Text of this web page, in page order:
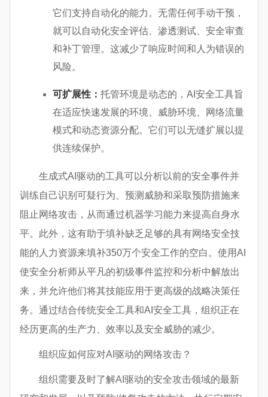
它们支持自动化的能力。无需任何手动干预，
就可以自动化安全评估、渗透测试、安全审查
和补丁管理。这减少了响应时间和人为错误的
风险。
可扩展性： 托管环境是动态的，AI安全工具旨
在适应快速发展的环境、威胁环境、网络流量
模式和动态资源分配。它们可以无缝扩展以提
供连续保护。
生成式AI驱动的工具可以分析以前的安全事件并
训练自己识别可疑行为、预测威胁和采取预防措施来
阻止网络攻击，从而通过机器学习能力来提高自身水
平。此外，这有助于填补缺乏足够的具有网络安全技
能的人力资源来填补350万个安全工作的空白。使用AI
使安全分析师从平凡的初级事件监控和分析中解放出
来，并允许他们将其技能应用于更高级的战略决策任
务。通过结合传统安全工具和AI安全工具，组织正在
经历更高的生产力、效率以及安全威胁的减少。
组织应如何应对AI驱动的网络攻击？
组织需要及时了解AI驱动的安全攻击领域的最新